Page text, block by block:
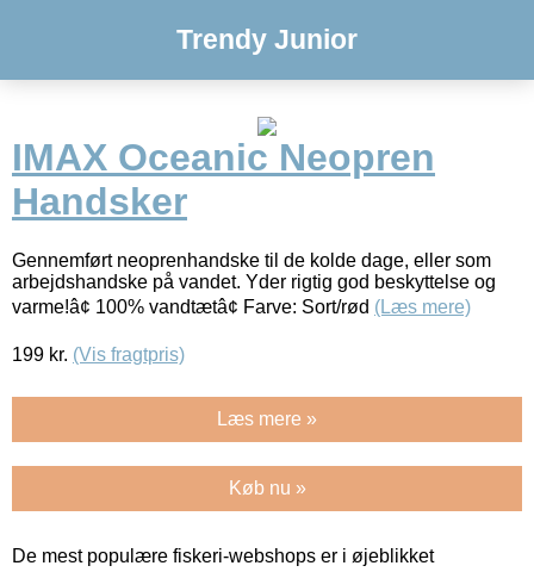
Trendy Junior
IMAX Oceanic Neopren
Handsker
Gennemført neoprenhandske til de kolde dage, eller som
arbejdshandske på vandet. Yder rigtig god beskyttelse og
varme!â¢ 100% vandtætâ¢ Farve: Sort/rød (Læs mere)
199 kr. (Vis fragtpris)
Læs mere »
Køb nu »
De mest populære fiskeri-webshops er i øjeblikket